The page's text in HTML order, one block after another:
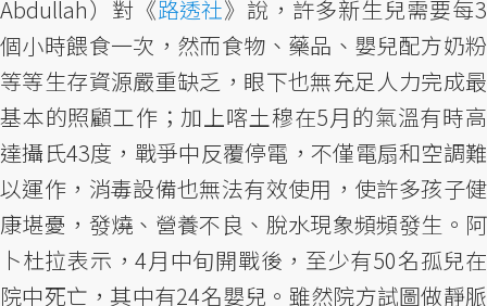
Abdullah）對《路透社》說，許多新生兒需要每3
個小時餵食一次，然而食物、藥品、嬰兒配方奶粉
等等生存資源嚴重缺乏，眼下也無充足人力完成最
基本的照顧工作；加上喀土穆在5月的氣溫有時高
達攝氏43度，戰爭中反覆停電，不僅電扇和空調難
以運作，消毒設備也無法有效使用，使許多孩子健
康堪憂，發燒、營養不良、脫水現象頻頻發生。阿
卜杜拉表示，4月中旬開戰後，至少有50名孤兒在
院中死亡，其中有24名嬰兒。雖然院方試圖做靜脈